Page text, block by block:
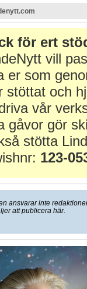
för ert
vill
er som
stöttat och
vår
gåvor gör
stötta
123-
ansvarar inte
att publicera här.